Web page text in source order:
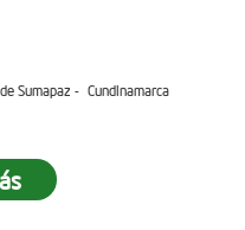
Sumapaz - Cundinamarca